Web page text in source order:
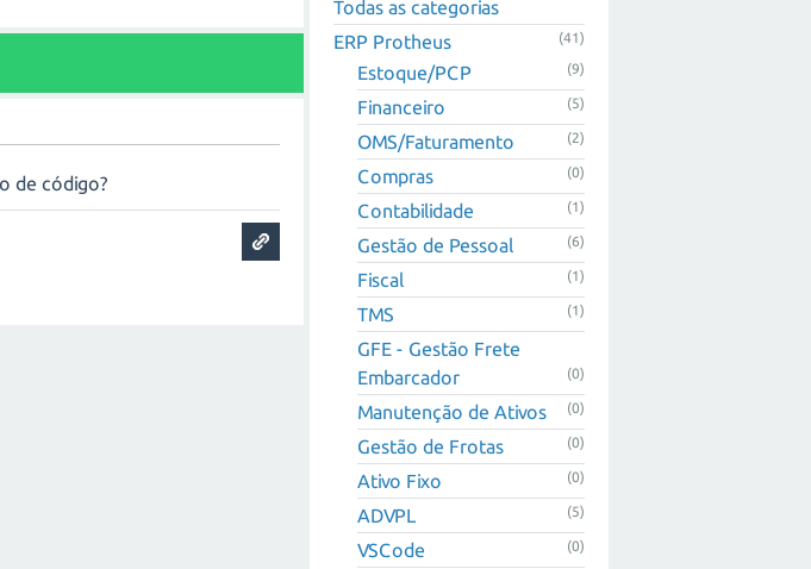
de código?
Todas as categorias
ERP Protheus
(41)
Estoque/PCP (9)
Financeiro (5)
OMS/Faturamento (2)
Compras (0)
Contabilidade (1)
Gestão de Pessoal (6)
Fiscal (1)
TMS (1)
GFE - Gestão Frete
Embarcador
(0)
Manutenção de Ativos (0)
Gestão de Frotas (0)
Ativo Fixo (0)
ADVPL (5)
VSCode (0)